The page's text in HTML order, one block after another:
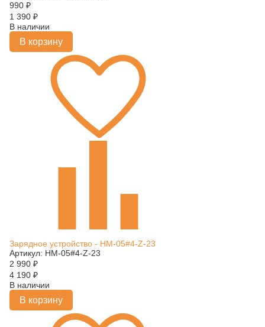
990 ₽
1 390 ₽
В наличии
В корзину
Зарядное устройство - HM-05#4-Z-23
Артикул: HM-05#4-Z-23
2 990 ₽
4 190 ₽
В наличии
В корзину